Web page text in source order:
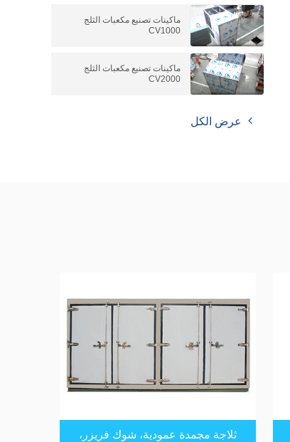
ماكينات تصنيع مكعبات الثلج
CV1000
ماكينات تصنيع مكعبات الثلج
CV2000
عرض الكل
ثلاجة مجمدة عمودية، شوك فريزر،